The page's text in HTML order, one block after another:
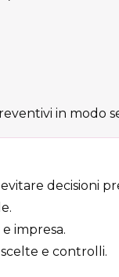
in modo
decisioni
impresa.
e controlli.